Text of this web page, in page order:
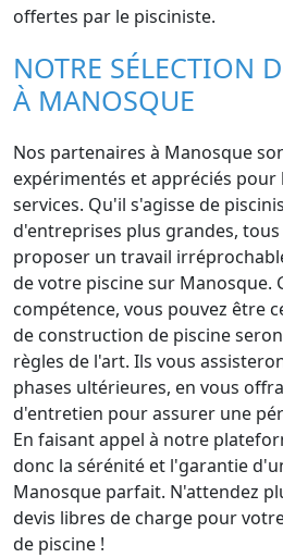
offertes par le pisciniste.
NOTRE SÉLECTION
À MANOSQUE
Nos partenaires à Manosque
expérimentés et appréciés pour
services. Qu'il s'agisse de
d'entreprises plus grandes,
proposer un travail
de votre piscine sur Manosque.
compétence, vous pouvez être
de construction de piscine
règles de l'art. Ils vous
phases ultérieures, en vous
d'entretien pour assurer une
En faisant appel à notre
donc la sérénité et l'garantie
Manosque parfait. N'attendez
devis libres de charge pour
de piscine !